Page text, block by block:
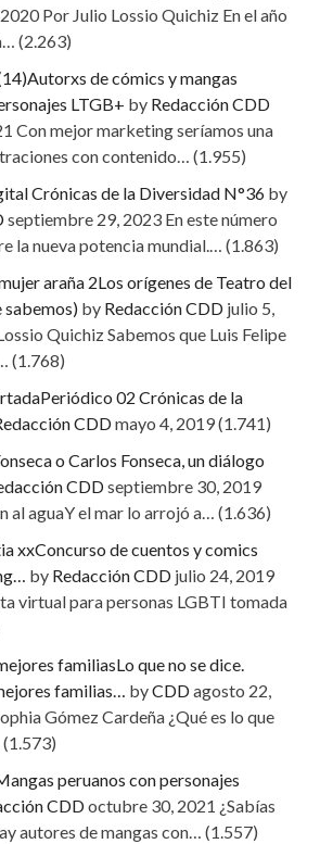
Por Julio Lossio Quichiz En el año
(2.263)
Autorxs de cómics y mangas
LTGB+ by Redacción CDD
Con mejor marketing seríamos una
con contenido…
(1.955)
Crónicas de la Diversidad N°36 by
septiembre 29, 2023 En este número
la nueva potencia mundial.…
(1.863)
Los orígenes de Teatro del
sabemos) by Redacción CDD julio 5,
Quichiz Sabemos que Luis Felipe
(1.768)
Periódico 02 Crónicas de la
CDDmayo 4, 2019(1.741)
o Carlos Fonseca, un diálogo
CDDseptiembre 30, 2019
al aguaY el mar lo arrojó a…
(1.636)
Concurso de cuentos y comics
by Redacción CDD julio 24, 2019
virtual para personas LGBTI tomada
Lo que no se dice.
familias…
byCDDagosto 22,
Gómez Cardeña ¿Qué es lo que
(1.573)
peruanos con personajes
CDDoctubre 30, 2021 ¿Sabías
autores de mangas con…
(1.557)